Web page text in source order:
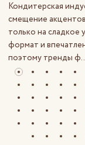
Кондитерская
смещение
только на сладкое
формат и
поэтому тренды